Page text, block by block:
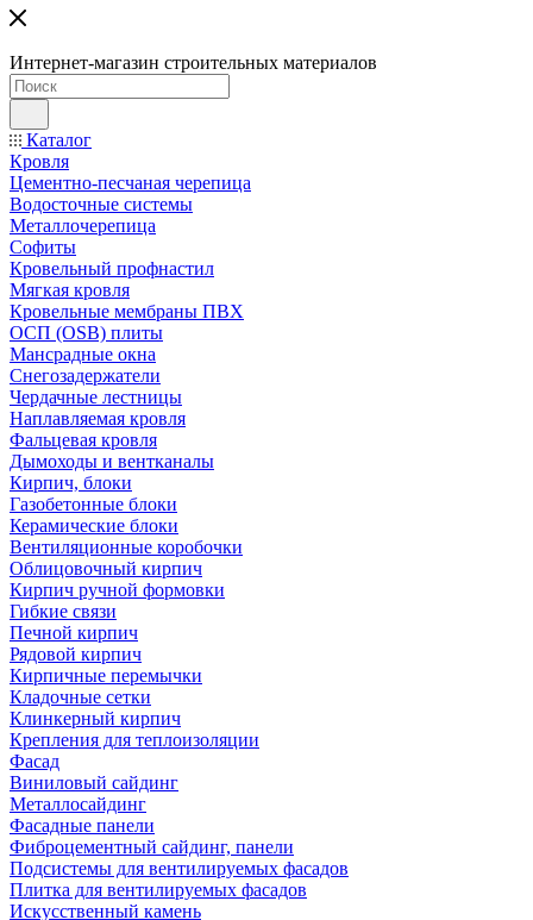
Интернет-магазин строительных материалов
Каталог
Кровля
Цементно-песчаная черепица
Водосточные системы
Металлочерепица
Софиты
Кровельный профнастил
Мягкая кровля
Кровельные мембраны ПВХ
ОСП (OSB) плиты
Мансрадные окна
Снегозадержатели
Чердачные лестницы
Наплавляемая кровля
Фальцевая кровля
Дымоходы и вентканалы
Кирпич, блоки
Газобетонные блоки
Керамические блоки
Вентиляционные коробочки
Облицовочный кирпич
Кирпич ручной формовки
Гибкие связи
Печной кирпич
Рядовой кирпич
Кирпичные перемычки
Кладочные сетки
Клинкерный кирпич
Крепления для теплоизоляции
Фасад
Виниловый сайдинг
Металлосайдинг
Фасадные панели
Фиброцементный сайдинг, панели
Подсистемы для вентилируемых фасадов
Плитка для вентилируемых фасадов
Искусственный камень